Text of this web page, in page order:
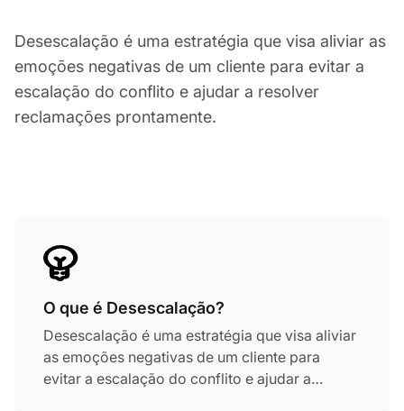
Desescalação é uma estratégia que visa aliviar as
emoções negativas de um cliente para evitar a
escalação do conflito e ajudar a resolver
reclamações prontamente.
O que é Desescalação?
Desescalação é uma estratégia que visa aliviar
as emoções negativas de um cliente para
evitar a escalação do conflito e ajudar a